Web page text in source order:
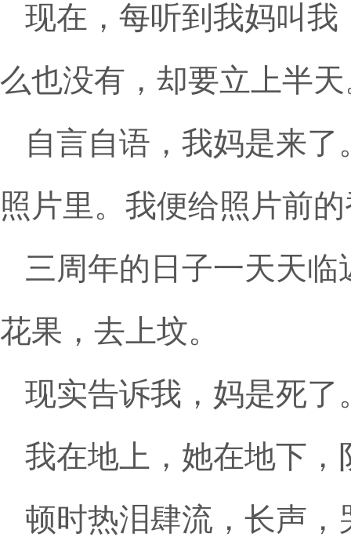
现在，每听到我妈叫
么也没有，却要立上半
自言自语，我妈是来
照片里。我便给照片前
三周年的日子一天天
花果，去上坟。
现实告诉我，妈是死了
我在地上，她在地下
顿时热泪肆流，长声，